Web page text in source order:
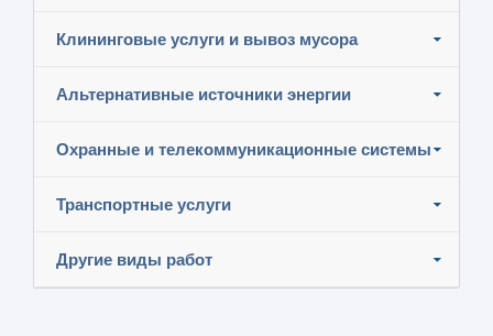
Клининговые услуги и вывоз мусора
Альтернативные источники энергии
Охранные и телекоммуникационные системы
Транспортные услуги
Другие виды работ